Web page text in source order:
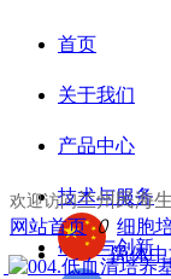
首页
关于我们
产品中心
技术与服务
研发与创新
欢迎访问兰州民海
简体
网站首页 ꄲ 细胞